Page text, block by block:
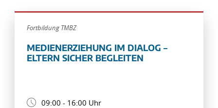
Fortbildung TMBZ
MEDIENERZIEHUNG IM DIALOG –
ELTERN SICHER BEGLEITEN
09:00 - 16:00 Uhr